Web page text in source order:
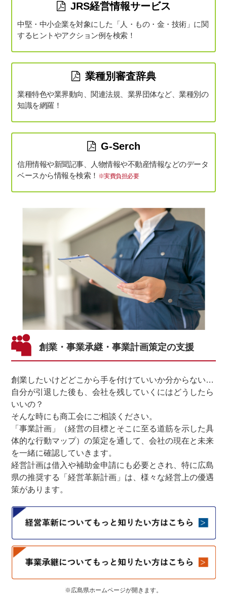
JRS経営情報サービス
中堅・中小企業を対象にした「人・もの・金・技術」に関
するヒントやアクション例を検索！
業種別審査辞典
業種特色や業界動向、関連法規、業界団体など、業種別の
知識を網羅！
G-Serch
信用情報や新聞記事、人物情報や不動産情報などのデータ
ベースから情報を検索！ ※実費負担必要
創業・事業承継・事業計画策定の支援
創業したいけどどこから手を付けていいか分からない…
自分が引退した後も、会社を残していくにはどうしたら
いいの？
そんな時にも商工会にご相談ください。
「事業計画」（経営の目標とそこに至る道筋を示した具
体的な行動マップ）の策定を通して、会社の現在と未来
を一緒に確認していきます。
経営計画は借入や補助金申請にも必要とされ、特に広島
県の推奨する「経営革新計画」は、様々な経営上の優遇
策があります。
※広島県ホームページが開きます。